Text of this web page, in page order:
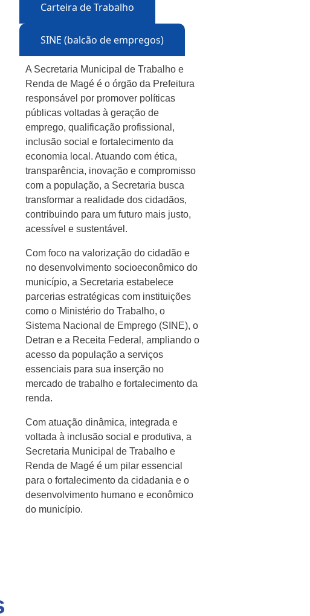
Carteira de Trabalho
SINE (balcão de empregos)
A Secretaria Municipal de Trabalho e
Renda de Magé é o órgão da Prefeitura
responsável por promover políticas
públicas voltadas à geração de
emprego, qualificação profissional,
inclusão social e fortalecimento da
economia local. Atuando com ética,
transparência, inovação e compromisso
com a população, a Secretaria busca
transformar a realidade dos cidadãos,
contribuindo para um futuro mais justo,
acessível e sustentável.
Com foco na valorização do cidadão e
no desenvolvimento socioeconômico do
município, a Secretaria estabelece
parcerias estratégicas com instituições
como o Ministério do Trabalho, o
Sistema Nacional de Emprego (SINE), o
Detran e a Receita Federal, ampliando o
acesso da população a serviços
essenciais para sua inserção no
mercado de trabalho e fortalecimento da
renda.
Com atuação dinâmica, integrada e
voltada à inclusão social e produtiva, a
Secretaria Municipal de Trabalho e
Renda de Magé é um pilar essencial
para o fortalecimento da cidadania e o
desenvolvimento humano e econômico
do município.